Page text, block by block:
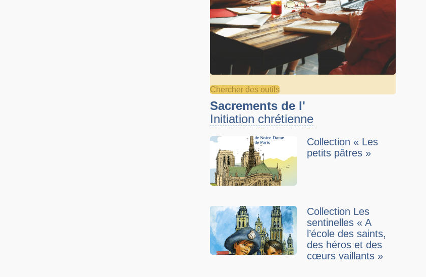
Chercher des outils
Sacrements de l'
Initiation chrétienne
Collection « Les
petits pâtres »
Collection Les
sentinelles « A
l’école des saints,
des héros et des
cœurs vaillants »